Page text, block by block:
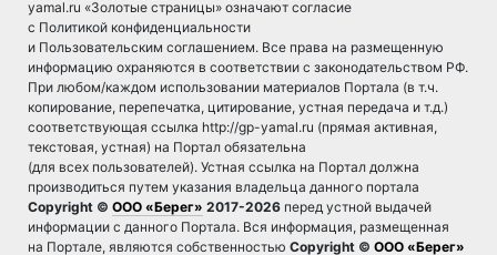
yamal.ru «Золотые страницы» означают согласие
с Политикой конфиденциальности
и Пользовательским соглашением. Все права на размещенную
информацию охраняются в соответствии с законодательством РФ.
При любом/каждом использовании материалов Портала (в т.ч.
копирование, перепечатка, цитирование, устная передача и т.д.)
соответствующая ссылка http://gp-yamal.ru (прямая активная,
текстовая, устная) на Портал обязательна
(для всех пользователей). Устная ссылка на Портал должна
производиться путем указания владельца данного портала
Copyright © ООО «Берег» 2017-2026 перед устной выдачей
информации с данного Портала. Вся информация, размещенная
на Портале, являются собственностью Copyright © ООО «Берег»